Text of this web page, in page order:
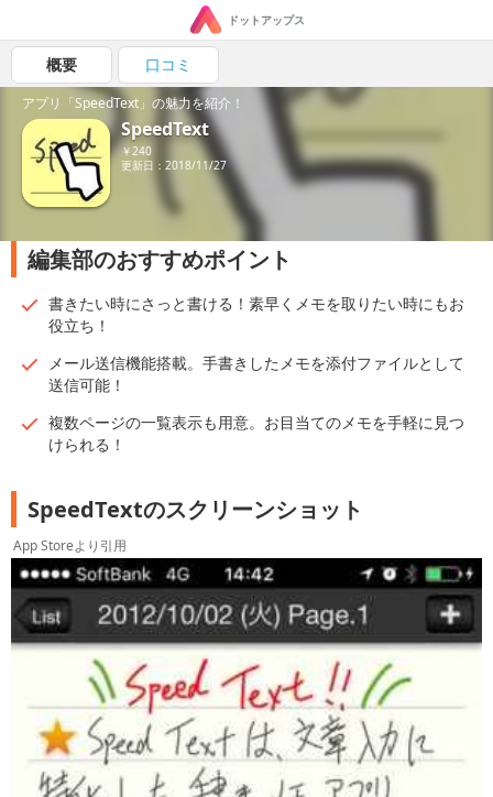
ドットアップス
概要 口コミ
アプリ「SpeedText」の魅力を紹介！
SpeedText
￥240
更新日：2018/11/27
編集部のおすすめポイント
書きたい時にさっと書ける！素早くメモを取りたい時にもお
役立ち！
メール送信機能搭載。手書きしたメモを添付ファイルとして
送信可能！
複数ページの一覧表示も用意。お目当てのメモを手軽に見つ
けられる！
SpeedTextのスクリーンショット
App Storeより引用